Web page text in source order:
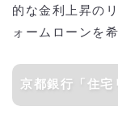
的な金利上昇の
ォームローンを
京都銀行「住